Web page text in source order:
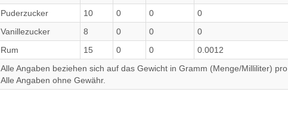
Puderzucker
10 0 0 0
Vanillezucker
8 0 0 0
Rum
15 0 0 0.0012
Alle Angaben beziehen sich auf das Gewicht in Gramm (Menge/Milliliter)
Alle Angaben ohne Gewähr.